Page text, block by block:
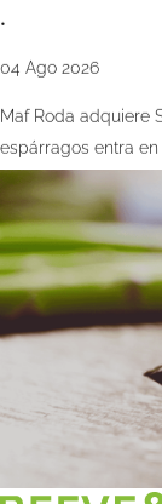
•
04 Ago 2026
Maf Roda adquiere
espárragos entra